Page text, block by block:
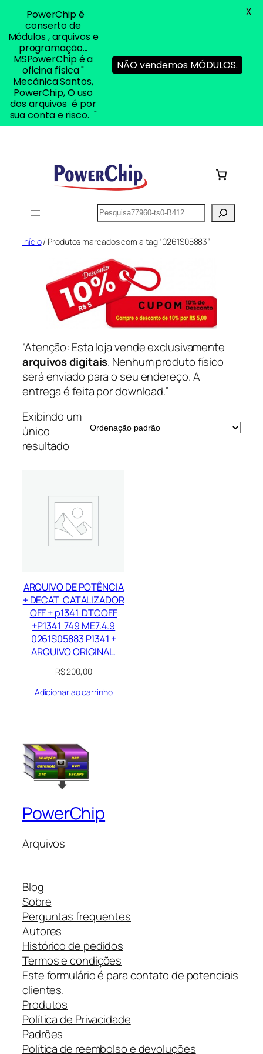
Pesquisar
Início/ Produtos marcados com a tag “0261S05883”
“Atenção: Esta loja vende exclusivamente
arquivos digitais. Nenhum produto físico
será enviado para o seu endereço. A
entrega é feita por download.”
Exibindo um
único
resultado
ARQUIVO DE POTÊNCIA
+ DECAT CATALIZADOR
OFF + p1341 DTCOFF
+P1341 749 ME7.4.9
0261S05883 P1341 +
ARQUIVO ORIGINAL.
R$200,00
Adicionar ao carrinho
PowerChip
Arquivos
Blog
Sobre
Perguntas frequentes
Autores
Histórico de pedidos
Termos e condições
Este formulário é para contato de potenciais
clientes.
Produtos
Política de Privacidade
Padrões
Política de reembolso e devoluções
PowerChip é
conserto de
Módulos , arquivos e
programação...
MSPowerChip é a
oficina física "
Mecânica Santos,
PowerChip, O uso
dos arquivos é por
sua conta e risco. "
NÃO vendemos MÓDULOS.
X